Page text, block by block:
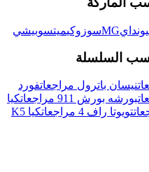
MGسوزوكيميتسوبيشي
السلسلة
نيسان باترول مراجعاتفورد
بورشه بورش 911 مراجعات
كيا
تويوتا راف 4 مراجعات
كيا K5